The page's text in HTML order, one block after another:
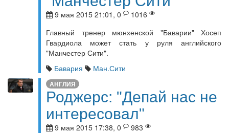
9 мая 2015 21:01, 0
1016
Главный тренер мюнхенской "Баварии" Хосеп
Гвардиола может стать у руля английского
"Манчестер Сити".
Бавария
Ман.Сити
АНГЛИЯ
Роджерс: "Депай нас не
интересовал"
9 мая 2015 17:38, 0
983